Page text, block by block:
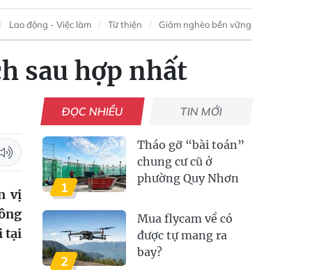
Lao động - Việc làm Từ thiện Giảm nghèo bền vững
sau hợp nhất
vị
tại
ĐỌC NHIỀU TIN MỚI
1
Tháo gỡ “bài toán”
chung cư cũ ở
phường Quy Nhơn
2
Mua flycam về có
được tự mang ra
bay?